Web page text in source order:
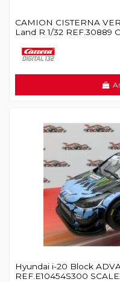
CAMION CISTERNA
Land R 1/32 REF.30889
Hyundai i-20 Block
REF.E10454S300